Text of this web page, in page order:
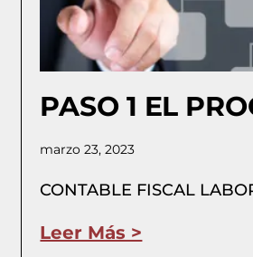
PASO 1 EL
marzo 23, 2023
CONTABLE FISCAL
Leer Más >